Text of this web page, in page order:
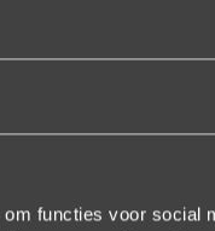
functies voor social
en dat mag hoog en